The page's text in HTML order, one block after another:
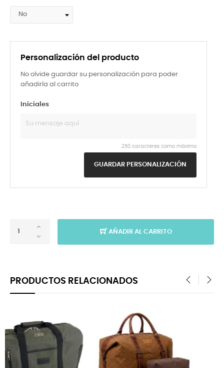
Personalización del producto
No olvide guardar su personalización para poder
añadirla al carrito
Iniciales
250 caracteres como máximo
GUARDAR PERSONALIZACIÓN
AÑADIR AL CARRITO
PRODUCTOS RELACIONADOS